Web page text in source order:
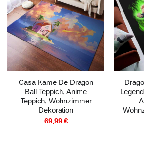
Casa Kame De Dragon
Ball Teppich, Anime
Teppich, Wohnzimmer
Dekoration
69,99 €